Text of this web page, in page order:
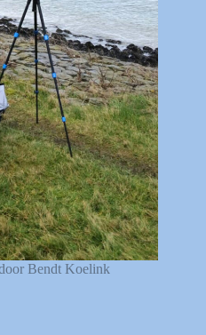
Bendt Koelink